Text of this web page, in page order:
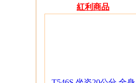
紅利商品